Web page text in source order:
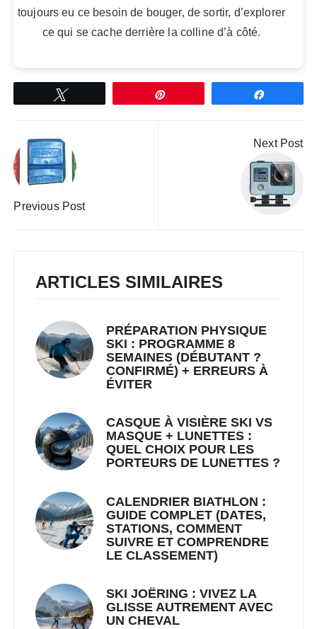
toujours eu ce besoin de bouger, de sortir, d’explorer
ce qui se cache derrière la colline d’à côté.
de
l’article
Previous Post
Next Post
ARTICLES SIMILAIRES
PRÉPARATION PHYSIQUE
SKI : PROGRAMME 8
SEMAINES (DÉBUTANT ?
CONFIRMÉ) + ERREURS À
ÉVITER
CASQUE À VISIÈRE SKI VS
MASQUE + LUNETTES :
QUEL CHOIX POUR LES
PORTEURS DE LUNETTES ?
CALENDRIER BIATHLON :
GUIDE COMPLET (DATES,
STATIONS, COMMENT
SUIVRE ET COMPRENDRE
LE CLASSEMENT)
SKI JOËRING : VIVEZ LA
GLISSE AUTREMENT AVEC
UN CHEVAL